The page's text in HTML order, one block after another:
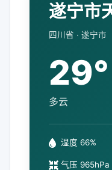
遂宁市
四川省 · 遂宁市
29°
多云
湿度 66%
气压 965hPa